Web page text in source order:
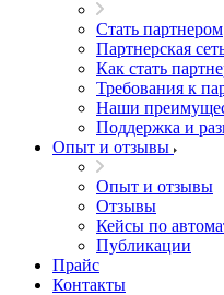
Стать партнером
Партнерская
Как стать
Требования к
Наши
Поддержка и
Опыт и отзывы
Опыт и отзывы
Отзывы
Кейсы по
Публикации
Прайс
Контакты